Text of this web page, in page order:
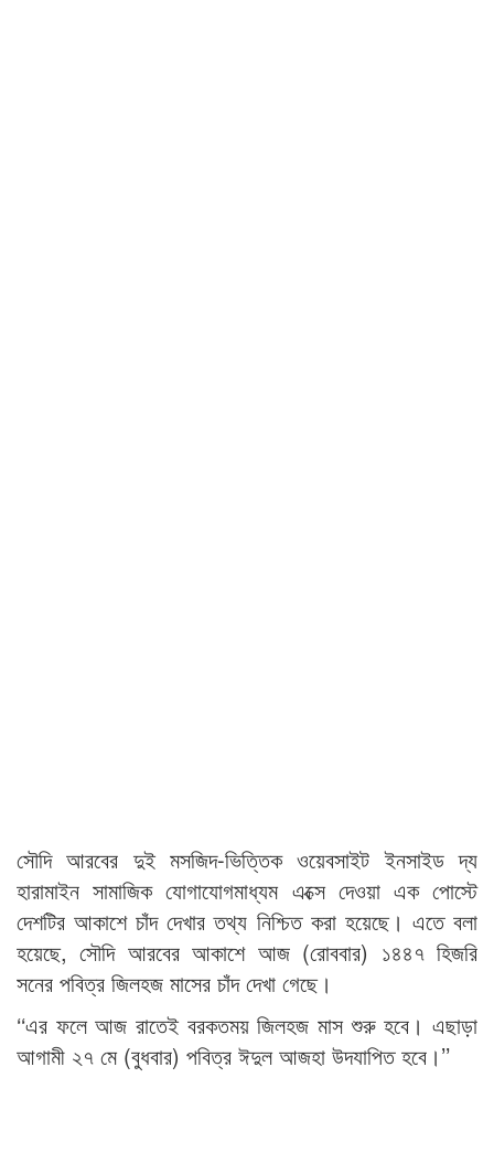
সৌদি আরবের দুই মসজিদ-ভিত্তিক ওয়েবসাইট ইনসাইড দ্য
হারামাইন সামাজিক যোগাযোগমাধ্যম এক্সে দেওয়া এক পোস্টে
দেশটির আকাশে চাঁদ দেখার তথ্য নিশ্চিত করা হয়েছে। এতে বলা
হয়েছে, সৌদি আরবের আকাশে আজ (রোববার) ১৪৪৭ হিজরি
সনের পবিত্র জিলহজ মাসের চাঁদ দেখা গেছে।
‘‘এর ফলে আজ রাতেই বরকতময় জিলহজ মাস শুরু হবে। এছাড়া
আগামী ২৭ মে (বুধবার) পবিত্র ঈদুল আজহা উদযাপিত হবে।’’